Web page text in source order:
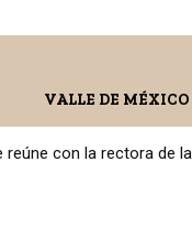
VALLE DE MÉXICO
reúne con la rectora de